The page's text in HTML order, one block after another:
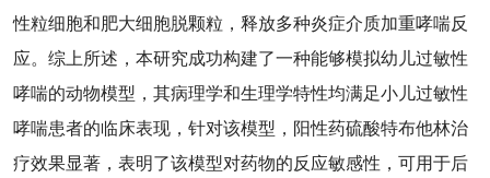
性粒细胞和肥大细胞脱颗粒，释放多种炎症介质加重哮喘反
应。综上所述，本研究成功构建了一种能够模拟幼儿过敏性
哮喘的动物模型，其病理学和生理学特性均满足小儿过敏性
哮喘患者的临床表现，针对该模型，阳性药硫酸特布他林治
疗效果显著，表明了该模型对药物的反应敏感性，可用于后